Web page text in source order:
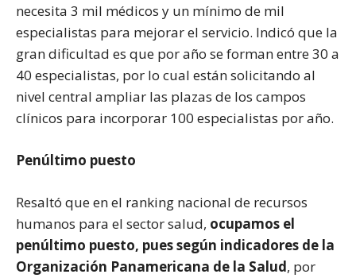
necesita 3 mil médicos y un mínimo de mil
especialistas para mejorar el servicio. Indicó que la
gran dificultad es que por año se forman entre 30 a
40 especialistas, por lo cual están solicitando al
nivel central ampliar las plazas de los campos
clínicos para incorporar 100 especialistas por año.
Penúltimo puesto
Resaltó que en el ranking nacional de recursos
humanos para el sector salud, ocupamos el
penúltimo puesto, pues según indicadores de la
Organización Panamericana de la Salud, por